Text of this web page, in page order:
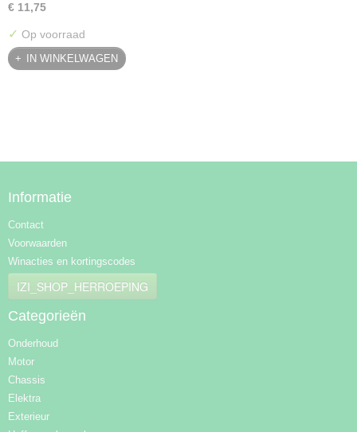
€ 11,75
✓ Op voorraad
IN WINKELWAGEN
Informatie
Contact
Voorwaarden
Winacties en kortingscodes
IZI_SHOP_HERROEPING
Categorieën
Onderhoud
Motor
Chassis
Elektra
Exterieur